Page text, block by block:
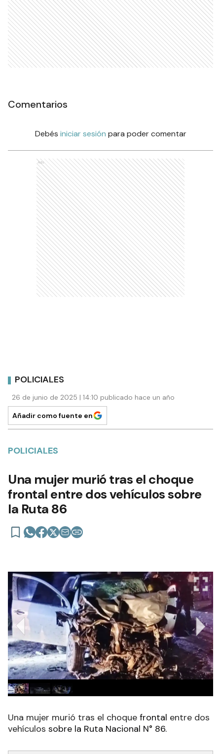
Comentarios
Debés iniciar sesión para poder comentar
Ads
POLICIALES
26 de junio de 2025 | 14:10 publicado hace un año
Añadir como fuente en
POLICIALES
Una mujer murió tras el choque
frontal entre dos vehículos sobre
la Ruta 86
Una mujer murió tras el choque frontal entre dos
vehículos sobre la Ruta Nacional N° 86.